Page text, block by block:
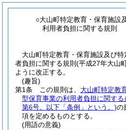
○大山町特定教育・保育施設
利用者負担に関する規則
大山町特定教育・保育施設及び
者負担に関する規則(平成27年大山
ように改正する。
(趣旨)
第1条
この規則は、 大山町特定教
型保育事業の利用者負担に関する
第6号。以下「条例」という。)の
項を定めるものとする。
(用語の意義)